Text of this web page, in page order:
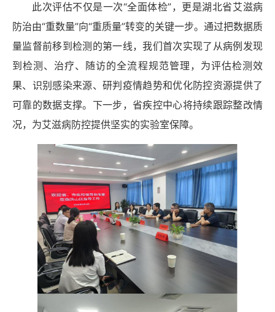
此次评估不仅是一次“全面体检”，更是湖北省艾滋病
防治由“重数量”向“重质量”转变的关键一步。通过把数据质
量监督前移到检测的第一线，我们首次实现了从病例发现
到检测、治疗、随访的全流程规范管理，为评估检测效
果、识别感染来源、研判疫情趋势和优化防控资源提供了
可靠的数据支撑。下一步，省疾控中心将持续跟踪整改情
况，为艾滋病防控提供坚实的实验室保障。